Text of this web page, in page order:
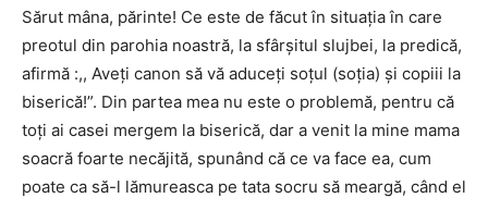
Sărut mâna, părinte! Ce este de făcut în situaţia în care
preotul din parohia noastră, la sfârşitul slujbei, la predică,
afirmă :,, Aveţi canon să vă aduceţi soţul (soţia) şi copiii la
biserică!”. Din partea mea nu este o problemă, pentru că
toţi ai casei mergem la biserică, dar a venit la mine mama
soacră foarte necăjită, spunând că ce va face ea, cum
poate ca să-l lămureasca pe tata socru să meargă, când el